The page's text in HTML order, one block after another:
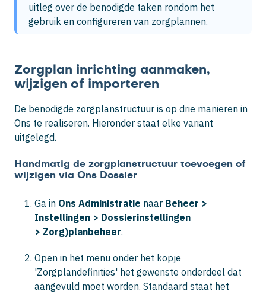
uitleg over de benodigde taken rondom het
gebruik en configureren van zorgplannen.
Zorgplan inrichting aanmaken,
wijzigen of importeren
De benodigde zorgplanstructuur is op drie manieren in
Ons te realiseren. Hieronder staat elke variant
uitgelegd.
Handmatig de zorgplanstructuur toevoegen of
wijzigen via Ons Dossier
Ga in Ons Administratie naar Beheer >
Instellingen > Dossierinstellingen
> Zorg)planbeheer.
Open in het menu onder het kopje
'Zorgplandefinities' het gewenste onderdeel dat
aangevuld moet worden. Standaard staat het